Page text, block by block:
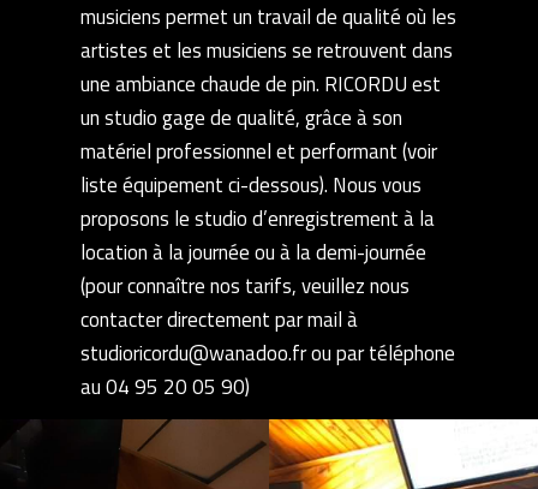
musiciens permet un travail de qualité où les
artistes et les musiciens se retrouvent dans
une ambiance chaude de pin. RICORDU est
un studio gage de qualité, grâce à son
matériel professionnel et performant (voir
liste équipement ci-dessous). Nous vous
proposons le studio d’enregistrement à la
location à la journée ou à la demi-journée
(pour connaître nos tarifs, veuillez nous
contacter directement par mail à
studioricordu@wanadoo.fr ou par téléphone
au 04 95 20 05 90)